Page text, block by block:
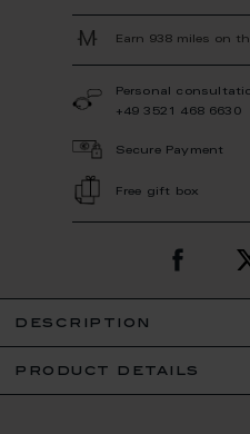
Earn 938 miles on
Personal
+49 3521 468 6630
Secure Payment
Free gift box
description
product details